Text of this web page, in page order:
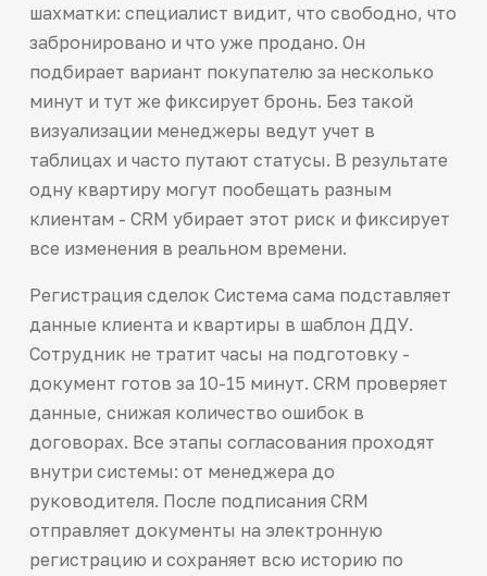
шахматки: специалист видит, что свободно, что
забронировано и что уже продано. Он
подбирает вариант покупателю за несколько
минут и тут же фиксирует бронь. Без такой
визуализации менеджеры ведут учет в
таблицах и часто путают статусы. В результате
одну квартиру могут пообещать разным
клиентам - CRM убирает этот риск и фиксирует
все изменения в реальном времени.
Регистрация сделок Система сама подставляет
данные клиента и квартиры в шаблон ДДУ.
Сотрудник не тратит часы на подготовку -
документ готов за 10-15 минут. CRM проверяет
данные, снижая количество ошибок в
договорах. Все этапы согласования проходят
внутри системы: от менеджера до
руководителя. После подписания CRM
отправляет документы на электронную
регистрацию и сохраняет всю историю по